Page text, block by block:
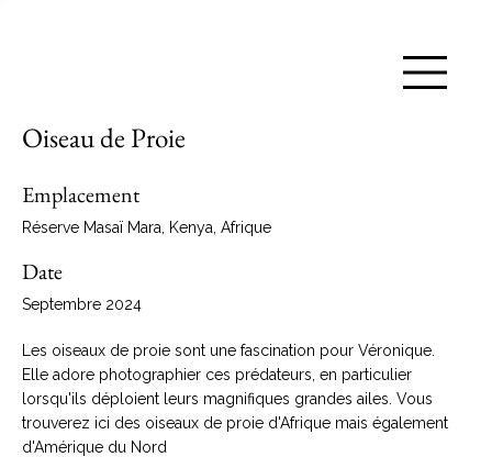
Oiseau de Proie
Emplacement
Réserve Masaï Mara, Kenya, Afrique
Date
Septembre 2024
Les oiseaux de proie sont une fascination pour Véronique.
Elle adore photographier ces prédateurs, en particulier
lorsqu'ils déploient leurs magnifiques grandes ailes. Vous
trouverez ici des oiseaux de proie d'Afrique mais également
d'Amérique du Nord